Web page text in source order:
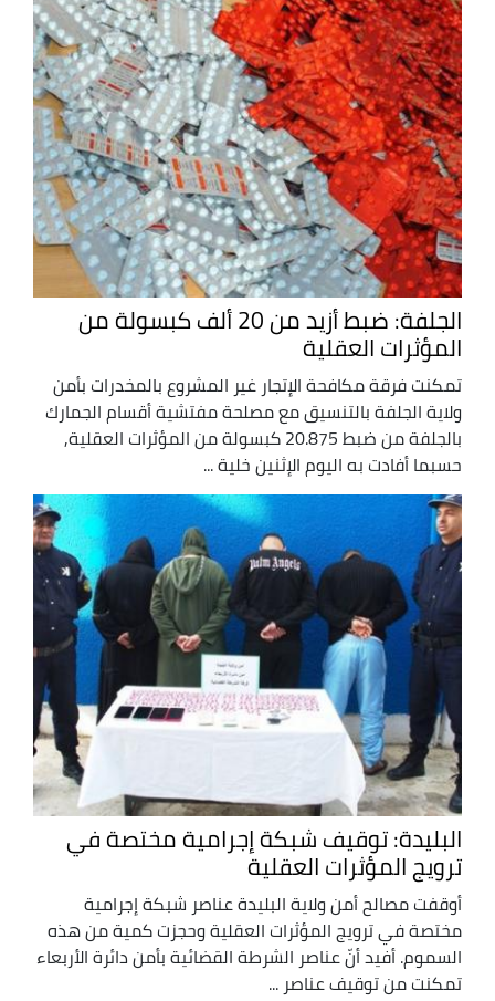
الجلفة: ضبط أزيد من 20 ألف كبسولة من
المؤثرات العقلية
تمكنت فرقة مكافحة الإتجار غير المشروع بالمخدرات بأمن
ولاية الجلفة بالتنسيق مع مصلحة مفتشية أقسام الجمارك
بالجلفة من ضبط 20.875 كبسولة من المؤثرات العقلية,
حسبما أفادت به اليوم الإثنين خلية ...
البليدة: توقيف شبكة إجرامية مختصة في
ترويج المؤثرات العقلية
أوقفت مصالح أمن ولاية البليدة عناصر شبكة إجرامية
مختصة في ترويج المؤثرات العقلية وحجزت كمية من هذه
السموم. أفيد أنّ عناصر الشرطة القضائية بأمن دائرة الأربعاء
تمكنت من توقيف عناصر ...